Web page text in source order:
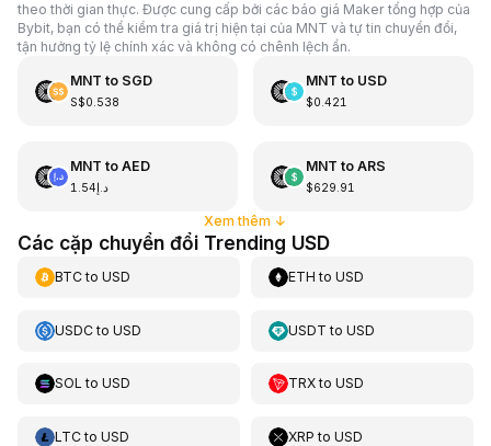
theo thời gian thực. Được cung cấp bởi các báo giá Maker tổng hợp của
Bybit, bạn có thể kiểm tra giá trị hiện tại của MNT và tự tin chuyển đổi,
tận hưởng tỷ lệ chính xác và không có chênh lệch ẩn.
MNT to SGD
S$0.538
MNT to USD
$0.421
MNT to AED
د.إ1.54
MNT to ARS
$629.91
Xem thêm ↓
Các cặp chuyển đổi Trending USD
BTCto USD ETH toUSD
USDCto USD USDT toUSD
SOL to USD TRXtoUSD
LTCto USD XRP toUSD